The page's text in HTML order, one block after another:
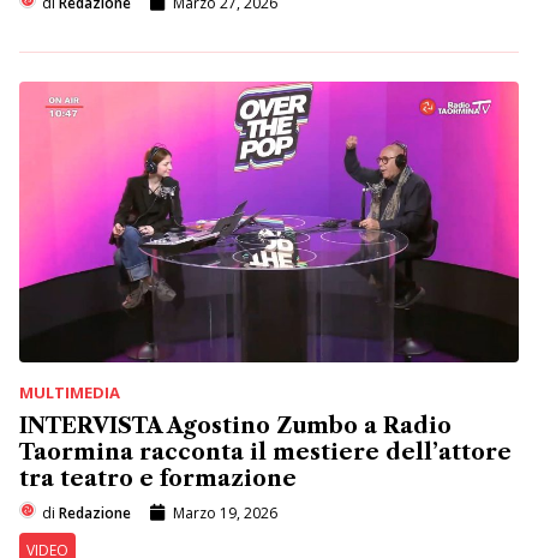
MULTIMEDIA
INTERVISTA Agostino Zumbo a Radio
Taormina racconta il mestiere dell’attore
tra teatro e formazione
di Redazione
Marzo 19, 2026
VIDEO